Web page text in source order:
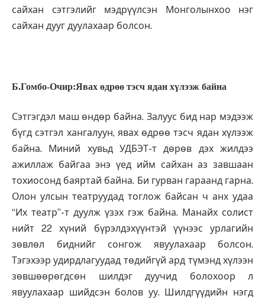
сайхан сэтгэлийг мэдрүүлсэн Монголынхоо нэг
сайхан дууг дуулахаар болсон.
Б.Гомбо-Очир:Явах өдрөө тэсч ядан хүлээж байна
Сэтгэгдэл маш өндөр байна. Залуус бид нар мэдээж
бүгд сэтгэл хангалуун, явах өдрөө тэсч ядан хүлээж
байна. Миний хувьд УДБЭТ-т дөрөв дэх жилдээ
ажиллаж байгаа энэ үед ийм сайхан аз завшаан
тохиосонд баяртай байна. Би гурван гараанд гарна.
Олон улсын театруудад тоглож байсан ч анх удаа
“Их театр”-т дуулж үзэх гэж байна. Манайх солист
нийт 22 хүний бүрэлдэхүүнтэй үүнээс урлагийн
зөвлөл биднийг сонгож явуулахаар болсон.
Тэгэхээр удирдлагуудад төдийгүй ард түмэнд хүлээн
зөвшөөрөгдсөн шилдэг дуучид болохоор л
явуулахаар шийдсэн болов уу. Шилдгүүдийн нэгд